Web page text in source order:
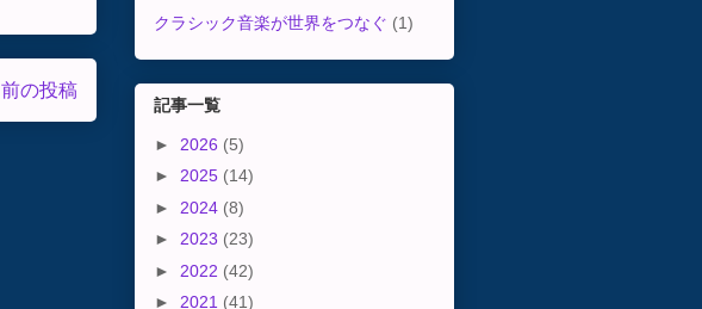
前の投稿
クラシック音楽が世界をつなぐ (1)
記事一覧
► 2026 (5)
► 2025 (14)
► 2024 (8)
► 2023 (23)
► 2022 (42)
► 2021 (41)